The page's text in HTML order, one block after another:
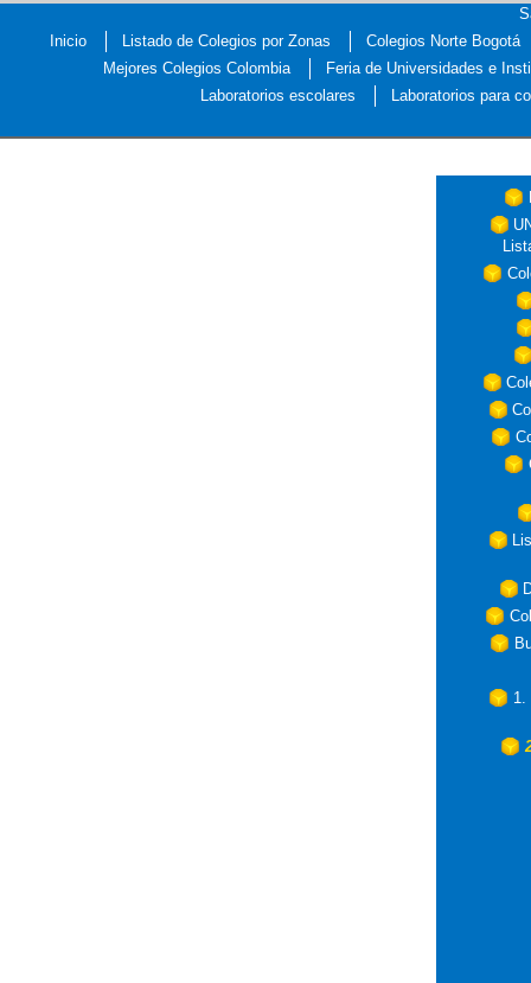
Inicio
Listado de Colegios por Zonas
Colegios Norte Bogotá
Mejores Colegios Colombia
Feria de Universidades e
Laboratorios escolares
Laboratorios para
1.